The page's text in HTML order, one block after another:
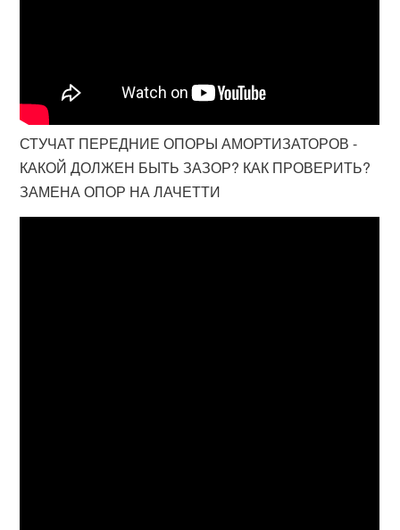
СТУЧАТ ПЕРЕДНИЕ ОПОРЫ АМОРТИЗАТОРОВ -
КАКОЙ ДОЛЖЕН БЫТЬ ЗАЗОР? КАК ПРОВЕРИТЬ?
ЗАМЕНА ОПОР НА ЛАЧЕТТИ